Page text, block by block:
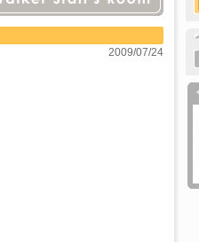
2009/07/24